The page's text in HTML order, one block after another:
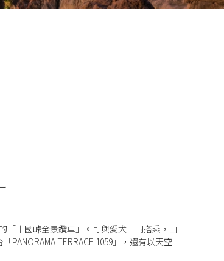
「十國峠全景纜車」。可與愛犬一同搭乘，山
TERRACE 1059」，還有以天空